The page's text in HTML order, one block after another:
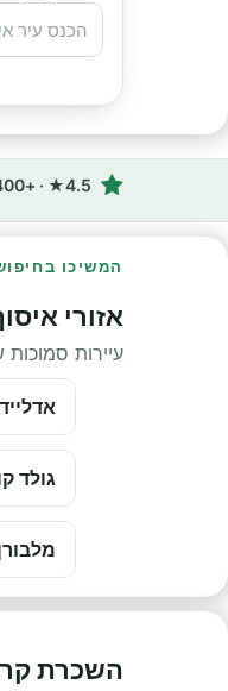
4.5★ · +400 ביקורות Google
המשיכו
אזורי
עיירות סמוכות
אדלייד
גולד
השכרת